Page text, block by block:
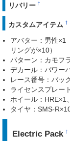
リバリー †
カスタムアイテム †
アバター：男性×1
リングが×10）
パターン：カモフ
デカール：パワー
レース番号：バッ
ライセンスプレー
ホイール：HRE×1
タイヤ：SMS-
Electric Pack†